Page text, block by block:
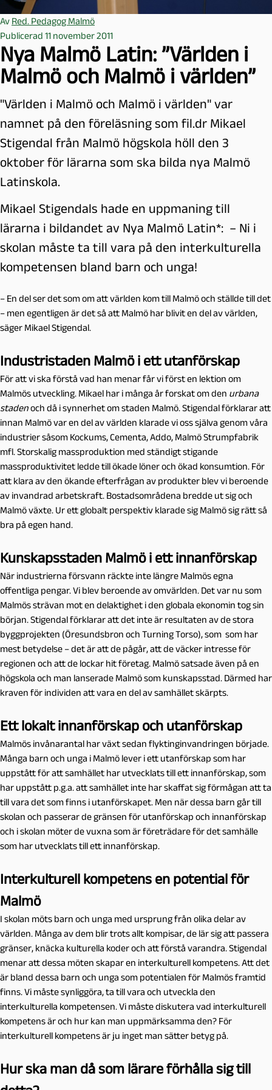
Av Red. Pedagog Malmö
Publicerad 11 november 2011
Nya Malmö Latin: ”Världen i
Malmö och Malmö i världen”
"Världen i Malmö och Malmö i världen" var
namnet på den föreläsning som fil.dr Mikael
Stigendal från Malmö högskola höll den 3
oktober för lärarna som ska bilda nya Malmö
Latinskola.
Mikael Stigendals hade en uppmaning till
lärarna i bildandet av Nya Malmö Latin*: – Ni i
skolan måste ta till vara på den interkulturella
kompetensen bland barn och unga!
– En del ser det som om att världen kom till Malmö och ställde till det
– men egentligen är det så att Malmö har blivit en del av världen,
säger Mikael Stigendal.
Industristaden Malmö i ett utanförskap
För att vi ska förstå vad han menar får vi först en lektion om
Malmös utveckling. Mikael har i många år forskat om den urbana
stadenoch då i synnerhet om staden Malmö. Stigendal förklarar att
innan Malmö var en del av världen klarade vi oss själva genom våra
industrier såsom Kockums, Cementa, Addo, Malmö Strumpfabrik
mfl. Storskalig massproduktion med ständigt stigande
massproduktivitet ledde till ökade löner och ökad konsumtion. För
att klara av den ökande efterfrågan av produkter blev vi beroende
av invandrad arbetskraft. Bostadsområdena bredde ut sig och
Malmö växte. Ur ett globalt perspektiv klarade sig Malmö sig rätt så
bra på egen hand.
Kunskapsstaden Malmö i ett innanförskap
När industrierna försvann räckte inte längre Malmös egna
offentliga pengar. Vi blev beroende av omvärlden. Det var nu som
Malmös strävan mot en delaktighet i den globala ekonomin tog sin
början. Stigendal förklarar att det inte är resultaten av de stora
byggprojekten (Öresundsbron och Turning Torso), som som har
mest betydelse – det är att de pågår, att de väcker intresse för
regionen och att de lockar hit företag. Malmö satsade även på en
högskola och man lanserade Malmö som kunskapsstad. Därmed har
kraven för individen att vara en del av samhället skärpts.
Ett lokalt innanförskap och utanförskap
Malmös invånarantal har växt sedan flyktinginvandringen började.
Många barn och unga i Malmö lever i ett utanförskap som har
uppstått för att samhället har utvecklats till ett innanförskap, som
har uppstått p.g.a. att samhället inte har skaffat sig förmågan att ta
till vara det som finns i utanförskapet. Men när dessa barn går till
skolan och passerar de gränsen för utanförskap och innanförskap
och i skolan möter de vuxna som är företrädare för det samhälle
som har utvecklats till ett innanförskap.
Interkulturell kompetens en potential för
Malmö
I skolan möts barn och unga med ursprung från olika delar av
världen. Många av dem blir trots allt kompisar, de lär sig att passera
gränser, knäcka kulturella koder och att förstå varandra. Stigendal
menar att dessa möten skapar en interkulturell kompetens. Att det
är bland dessa barn och unga som potentialen för Malmös framtid
finns. Vi måste synliggöra, ta till vara och utveckla den
interkulturella kompetensen. Vi måste diskutera vad interkulturell
kompetens är och hur kan man uppmärksamma den? För
interkulturell kompetens är ju inget man sätter betyg på.
Hur ska man då som lärare förhålla sig till